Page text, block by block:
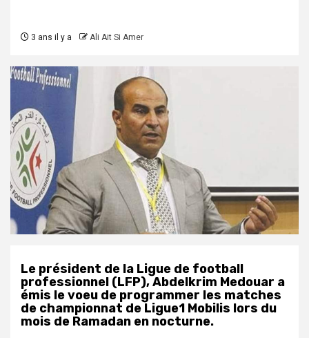
3 ans il y a Ali Ait Si Amer
Le président de la Ligue de football
professionnel (LFP), Abdelkrim Medouar a
émis le voeu de programmer les matches
de championnat de Ligue1 Mobilis lors du
mois de Ramadan en nocturne.